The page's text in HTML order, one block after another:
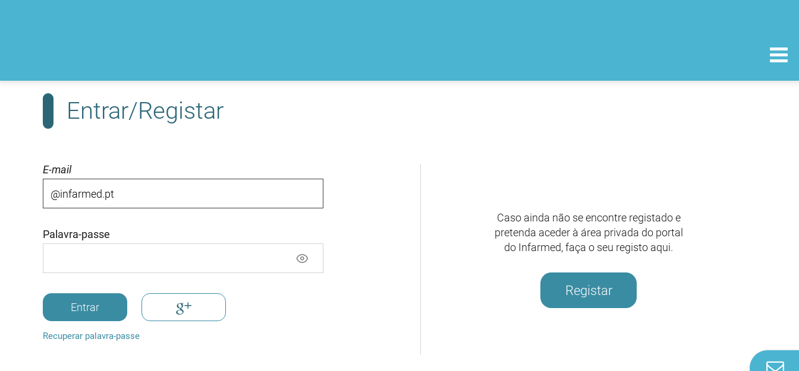
Entrar/Registar
E-mail
Palavra-passe
Entrar
Recuperar palavra-passe
Caso ainda não se encontre registado e
pretenda aceder à área privada do portal
do Infarmed, faça o seu registo aqui.
Registar